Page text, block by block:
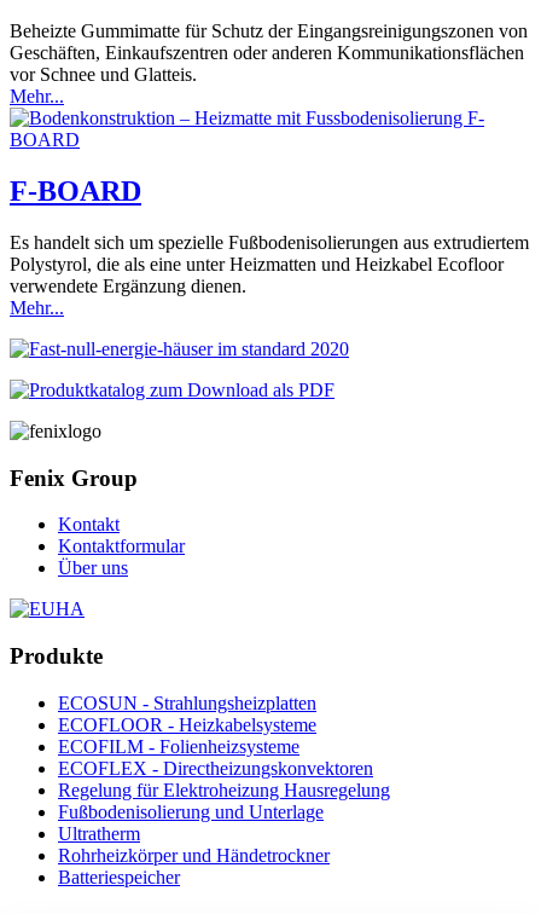
Beheizte Gummimatte für Schutz der Eingangsreinigungszonen von
Geschäften, Einkaufszentren oder anderen Kommunikationsflächen
vor Schnee und Glatteis.
Mehr...
F-BOARD
Es handelt sich um spezielle Fußbodenisolierungen aus extrudiertem
Polystyrol, die als eine unter Heizmatten und Heizkabel Ecofloor
verwendete Ergänzung dienen.
Mehr...
Fenix Group
Kontakt
Kontaktformular
Über uns
Produkte
ECOSUN - Strahlungsheizplatten
ECOFLOOR - Heizkabelsysteme
ECOFILM - Folienheizsysteme
ECOFLEX - Directheizungskonvektoren
Regelung für Elektroheizung Hausregelung
Fußbodenisolierung und Unterlage
Ultratherm
Rohrheizkörper und Händetrockner
Batteriespeicher